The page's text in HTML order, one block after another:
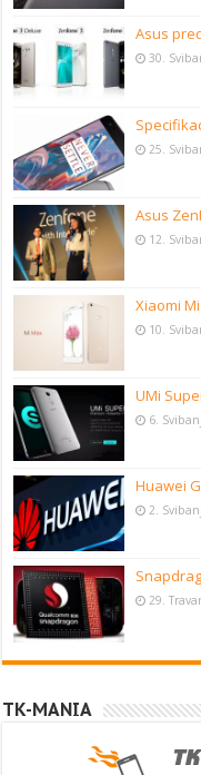
Asus
30.
25.
Asus
12.
Xiaomi
10.
UMi
6.
Huawei
2.
29.
TK-MANIA